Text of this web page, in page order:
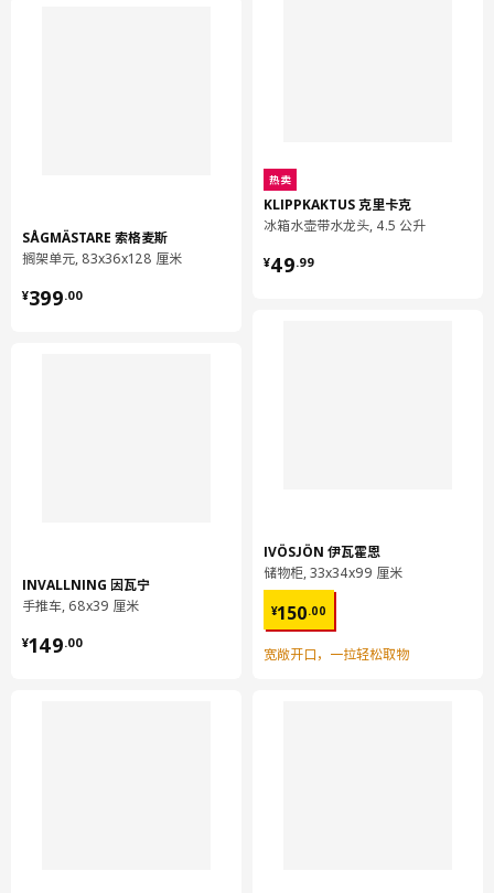
聚丙烯塑料
防划保护:
100%聚酯纤维
SÅGMÄSTARE 索格麦斯
搁架单元, 83x36x128 厘米
¥399.00
¥ 399.00
INVALLNING 因瓦宁
手推车, 68x39 厘米
¥149.00
¥ 149.00
热卖
KLIPPKAKTUS 克里卡克
冰箱水壶带水龙头, 4.5 公升
¥49.99
¥ 49.99
IVÖSJÖN 伊瓦霍恩
储物柜, 33x34x99 厘米
¥150.00
¥ 150.00
宽敞开口，一拉轻松取物